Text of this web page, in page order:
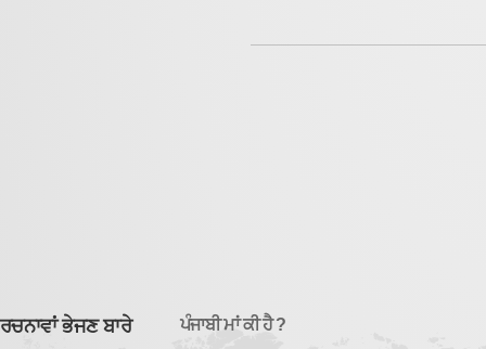
ਰਚਨਾਵਾਂ ਭੇਜਣ ਬਾਰੇ ਪੰਜਾਬੀ ਮਾਂ ਕੀ ਹੈ ?